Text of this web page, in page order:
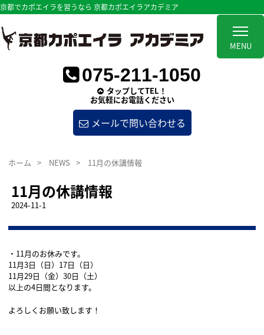
MENU
京都でカポエイラを習うなら 京都カポエイラアカデミア
075-211-1050
タップしてTEL！
お気軽にお電話ください
メールで問い合わせる
ホーム > NEWS > 11月の休講情報
11月の休講情報
2024-11-1
・11月のお休みです。
11月3日（日）17日（日）
11月29日（金）30日（土）
以上の4日間となります。
よろしくお願い致します！